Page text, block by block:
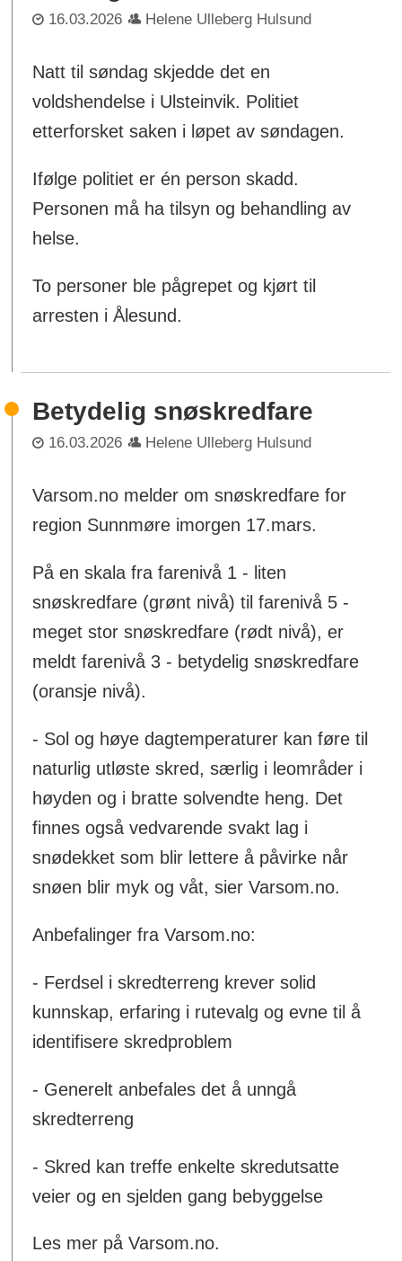
16.03.2026 Helene Ulleberg Hulsund
Natt til søndag skjedde det en
voldshendelse i Ulsteinvik. Politiet
etterforsket saken i løpet av søndagen.
Ifølge politiet er én person skadd.
Personen må ha tilsyn og behandling av
helse.
To personer ble pågrepet og kjørt til
arresten i Ålesund.
Betydelig snøskredfare
16.03.2026 Helene Ulleberg Hulsund
Varsom.no melder om snøskredfare for
region Sunnmøre imorgen 17.mars.
På en skala fra farenivå 1 - liten
snøskredfare (grønt nivå) til farenivå 5 -
meget stor snøskredfare (rødt nivå), er
meldt farenivå 3 - betydelig snøskredfare
(oransje nivå).
- Sol og høye dagtemperaturer kan føre til
naturlig utløste skred, særlig i leområder i
høyden og i bratte solvendte heng. Det
finnes også vedvarende svakt lag i
snødekket som blir lettere å påvirke når
snøen blir myk og våt, sier Varsom.no.
Anbefalinger fra Varsom.no:
- Ferdsel i skredterreng krever solid
kunnskap, erfaring i rutevalg og evne til å
identifisere skredproblem
- Generelt anbefales det å unngå
skredterreng
- Skred kan treffe enkelte skredutsatte
veier og en sjelden gang bebyggelse
Les mer på Varsom.no.